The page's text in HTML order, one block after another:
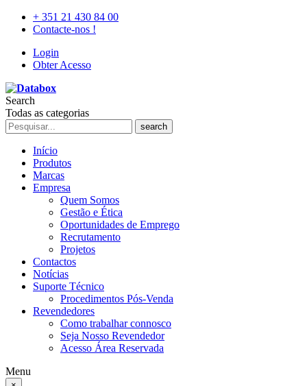
+ 351 21 430 84 00
Contacte-nos !
Login
Obter Acesso
Search
Todas as categorias
search
Início
Produtos
Marcas
Empresa
Quem Somos
Gestão e Ética
Oportunidades de Emprego
Recrutamento
Projetos
Contactos
Notícias
Suporte Técnico
Procedimentos Pós-Venda
Revendedores
Como trabalhar connosco
Seja Nosso Revendedor
Acesso Área Reservada
Menu